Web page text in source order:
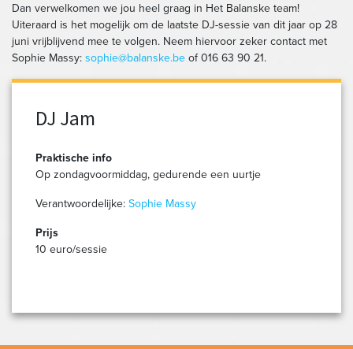
Dan verwelkomen we jou heel graag in Het Balanske team!
Uiteraard is het mogelijk om de laatste DJ-sessie van dit jaar op 28
juni vrijblijvend mee te volgen. Neem hiervoor zeker contact met
Sophie Massy: sophie@balanske.be of 016 63 90 21.
DJ Jam
Praktische info
Op zondagvoormiddag, gedurende een uurtje
Verantwoordelijke: Sophie Massy
Prijs
10 euro/sessie